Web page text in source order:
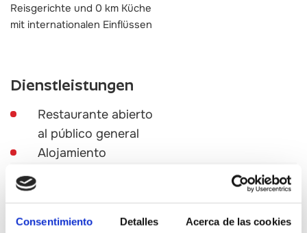
Consentimiento Detalles Acerca de las cookies
Reisgerichte und 0 km Küche
mit internationalen Einflüssen
Dienstleistungen
Restaurante abierto
al público general
Alojamiento